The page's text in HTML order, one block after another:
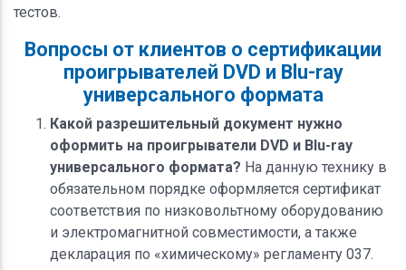
тестов.
Вопросы от клиентов о сертификации
проигрывателей DVD и Blu-ray
универсального формата
Какой разрешительный документ нужно
оформить на проигрыватели DVD и Blu-ray
универсального формата? На данную технику в
обязательном порядке оформляется сертификат
соответствия по низковольтному оборудованию
и электромагнитной совместимости, а также
декларация по «химическому» регламенту 037.